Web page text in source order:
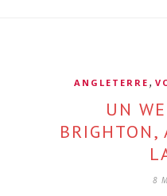
ANGLETERRE ,
UN
BRIGHTON,
8